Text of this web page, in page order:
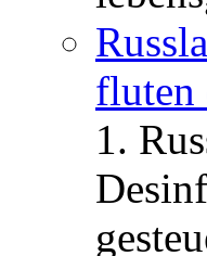
fluten
1.